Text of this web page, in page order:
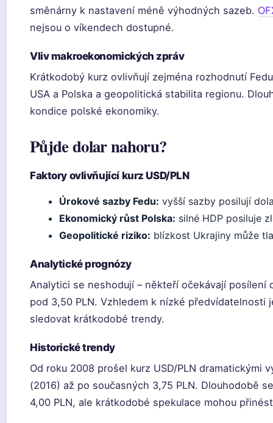
směnárny k nastavení méně výhodných sazeb.
nejsou o víkendech dostupné.
Vliv makroekonomických zpráv
Krátkodobý kurz ovlivňují zejména rozhodnutí
USA a Polska a geopolitická stabilita regionu.
kondice polské ekonomiky.
Půjde dolar nahoru?
Faktory ovlivňující kurz USD/PLN
Úrokové sazby Fedu: vyšší sazby posilují
Ekonomický růst Polska: silné HDP posiluje
Geopolitické riziko: blízkost Ukrajiny může
Analytické prognózy
Analytici se neshodují – někteří očekávají posílení
pod 3,50 PLN. Vzhledem k nízké předvídatelnosti
sledovat krátkodobé trendy.
Historické trendy
Od roku 2008 prošel kurz USD/PLN dramatickými
(2016) až po současných 3,75 PLN. Dlouhodobě
4,00 PLN, ale krátkodobé spekulace mohou